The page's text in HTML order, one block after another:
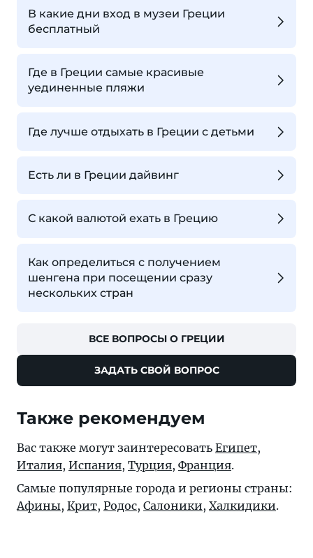
В какие дни вход в музеи Греции
бесплатный
Где в Греции самые красивые
уединенные пляжи
Где лучше отдыхать в Греции с детьми
Есть ли в Греции дайвинг
С какой валютой ехать в Грецию
Как определиться с получением
шенгена при посещении сразу
нескольких стран
ВСЕ ВОПРОСЫ О ГРЕЦИИ
ЗАДАТЬ СВОЙ ВОПРОС
Также рекомендуем
Вас также могут заинтересовать Египет,
Италия, Испания, Турция, Франция.
Самые популярные города и регионы страны:
Афины, Крит, Родос, Салоники, Халкидики.